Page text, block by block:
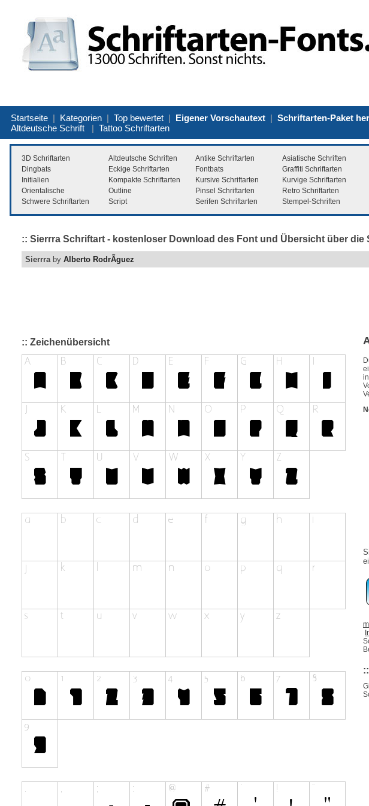
Startseite | Kategorien | Top bewertet | Eigener Vorschautext | Schriftarten-Paket
Altdeutsche Schrift | Tattoo Schriftarten
3D Schriftarten Altdeutsche Schriften Antike Schriftarten Asiatische Schriften
Dingbats
Eckige Schriftarten Fontbats Graffiti Schriftarten
Initialien
Kompakte Schriftarten Kursive Schriftarten Kurvige Schriftarten
Orientalische
Outline Pinsel Schriftarten Retro Schriftarten
Schwere Schriftarten
Script Serifen Schriftarten Stempel-Schriften
:: Sierrra Schriftart - kostenloser Download des Font und Übersicht über die
Sierrraby Alberto RodrÃ­guez
:: Zeichenübersicht